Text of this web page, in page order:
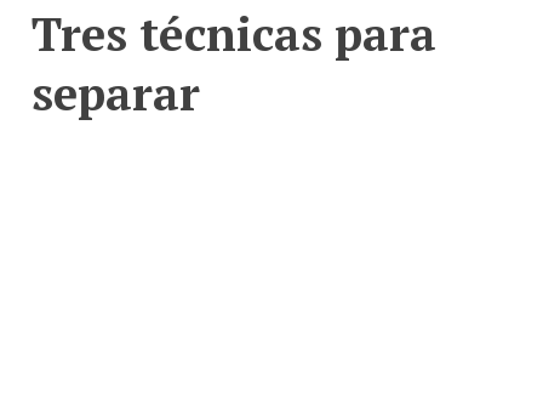
Tres técnicas para
separar